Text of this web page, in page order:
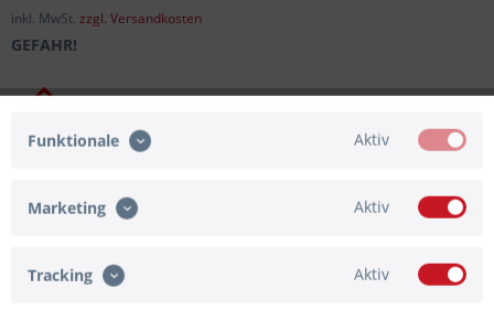
inkl. MwSt. zzgl. Versandkosten
GEFAHR!
H304:Kann bei Verschlucken und Eindringen in die Atemwege
tödlich sein.
Lieferzeit ca. 1 Werktag
Funktionale Aktiv
Marketing Aktiv
Tracking Aktiv